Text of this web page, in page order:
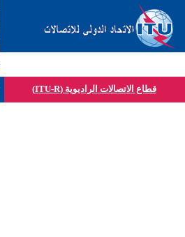
قطاع الاتصالات الراديوية (ITU-R)